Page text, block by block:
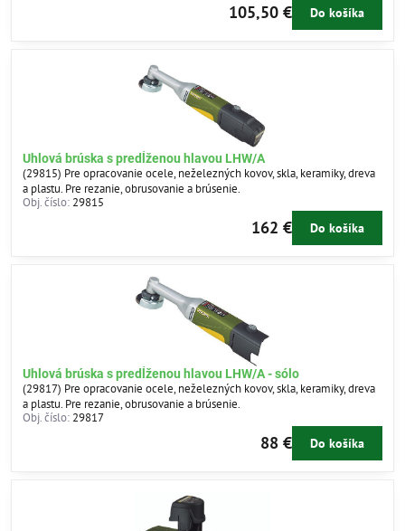
105,50 € Do košíka
Uhlová brúska s predĺženou hlavou LHW/A
(29815) Pre opracovanie ocele, neželezných kovov, skla, keramiky, dreva
a plastu. Pre rezanie, obrusovanie a brúsenie.
Obj. číslo: 29815
162 € Do košíka
Uhlová brúska s predĺženou hlavou LHW/A - sólo
(29817) Pre opracovanie ocele, neželezných kovov, skla, keramiky, dreva
a plastu. Pre rezanie, obrusovanie a brúsenie.
Obj. číslo: 29817
88 € Do košíka